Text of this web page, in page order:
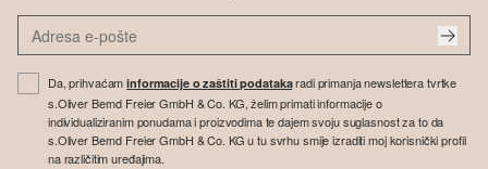
Da, prihvaćaminformacije o zaštiti podatakaradi primanja newslettera tvrtke
s.Oliver Bernd Freier GmbH & Co. KG, želim primati informacije o
individualiziranim ponudama i proizvodima te dajem svoju suglasnost za to da
s.Oliver Bernd Freier GmbH & Co. KG u tu svrhu smije izraditi moj korisnički profil
na različitim uređajima.